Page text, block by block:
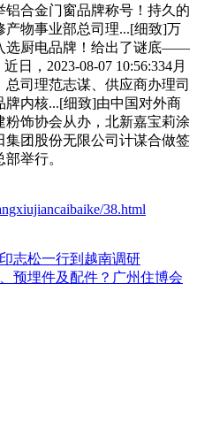
合金门窗品牌称号！持久的
物事业部总司理...[细致]万
选厨电品牌！给出了谜底——
日，2023-08-07 10:56:334月
司理范志谋、供应商办理司
内核...[细致]由中国对外商
饰协会从办，北新嘉宝莉涂
团股份无限公司计谋合做签
举行。
38.html
志松一行到越南调研
预埋件及配件？广州住博会